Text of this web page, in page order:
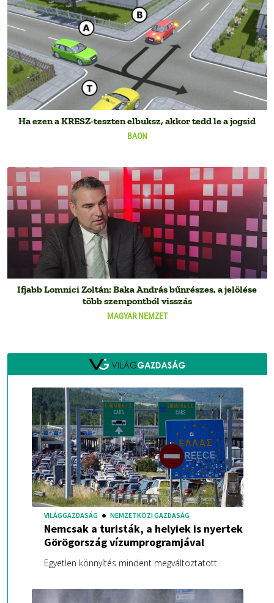
BAON
Ha ezen a KRESZ-teszten elbuksz, akkor tedd le a jogsid
MAGYAR NEMZET
Ifjabb Lomnici Zoltán: Baka András bűnrészes, a jelölése
több szempontból visszás
VILÁGGAZDASÁG NEMZETKÖZI GAZDASÁG
Nemcsak a turisták, a helyiek is nyertek
Görögország vízumprogramjával
Egyetlen könnyítés mindent megváltoztatott.